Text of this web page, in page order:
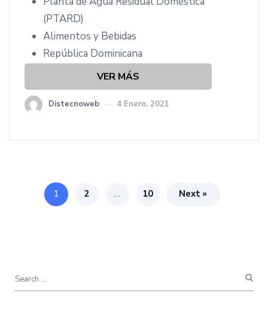
(PTARD)
Alimentos y Bebidas
República Dominicana
VER MÁS
Distecnoweb 4 Enero, 2021
1 2 … 10 Next »